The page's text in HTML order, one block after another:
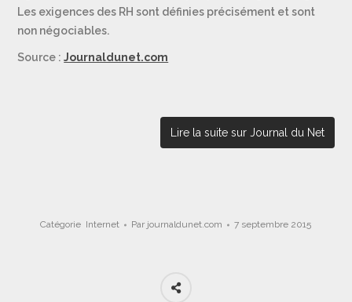
Les exigences des RH sont définies précisément et sont
non négociables.
Source :Journaldunet.com
Lire la suite sur Journal du Net
Catégorie Internet Par journaldunet.com 7 septembre 2015